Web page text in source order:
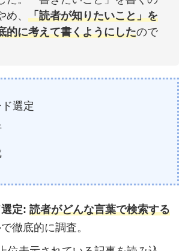
め、 「読者が知りたいこと」を
的に考えて書くようにしたので
選定
定: 読者がどんな言葉で検索する
徹底的に調査。